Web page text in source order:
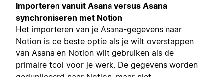
Importeren vanuit Asana versus Asana
synchroniseren met Notion
Het importeren van je Asana-gegevens naar
Notion is de beste optie als je wilt overstappen
van Asana en Notion wilt gebruiken als de
primaire tool voor je werk. De gegevens worden